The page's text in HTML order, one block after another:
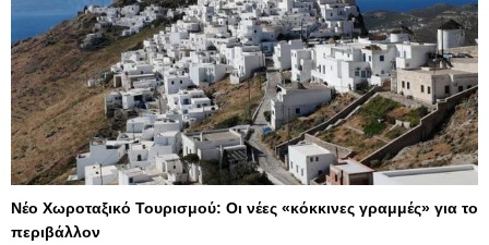
Νέο Χωροταξικό Τουρισμού: Οι νέες «κόκκινες γραμμές» για το
περιβάλλον